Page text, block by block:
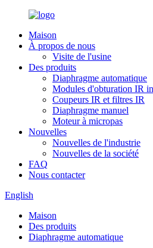
Maison
À propos de nous
Visite de l'usine
Des produits
Diaphragme automatique
Modules d'obturation IR
Coupeurs IR et filtres IR
Diaphragme manuel
Moteur à micropas
Nouvelles
Nouvelles de l'industrie
Nouvelles de la société
FAQ
Nous contacter
English
Maison
Des produits
Diaphragme automatique